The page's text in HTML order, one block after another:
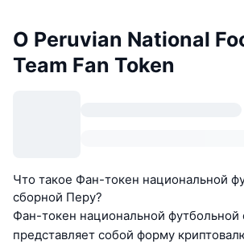
О Peruvian National
Team Fan Token
Что такое Фан-токен национальной
сборной Перу?
Фан-токен национальной футбольной
представляет собой форму